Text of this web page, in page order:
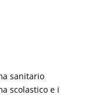
sanitario
scolastico e i